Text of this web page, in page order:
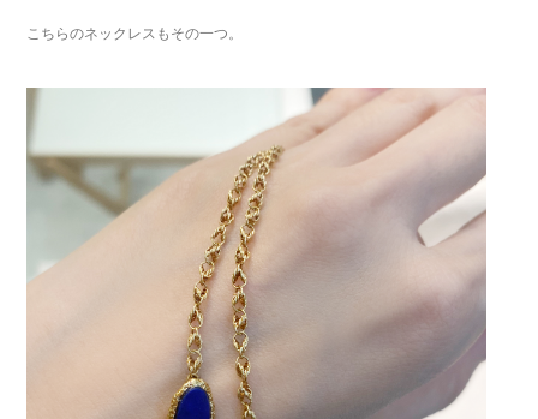
こちらのネックレスもその一つ。